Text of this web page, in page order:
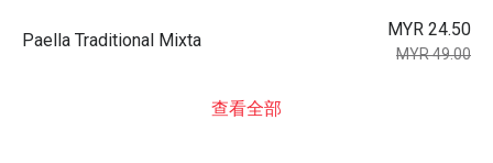
Paella Traditional Mixta
MYR 24.50
MYR 49.00
查看全部